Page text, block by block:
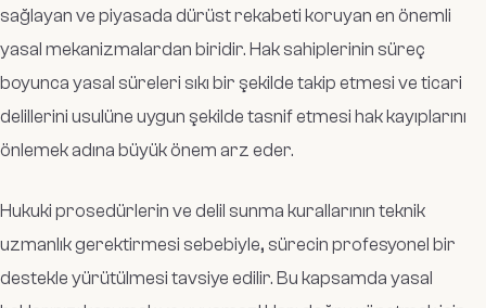
sağlayan ve piyasada dürüst rekabeti koruyan en önemli
yasal mekanizmalardan biridir. Hak sahiplerinin süreç
boyunca yasal süreleri sıkı bir şekilde takip etmesi ve ticari
delillerini usulüne uygun şekilde tasnif etmesi hak kayıplarını
önlemek adına büyük önem arz eder.
Hukuki prosedürlerin ve delil sunma kurallarının teknik
uzmanlık gerektirmesi sebebiyle, sürecin profesyonel bir
destekle yürütülmesi tavsiye edilir. Bu kapsamda yasal